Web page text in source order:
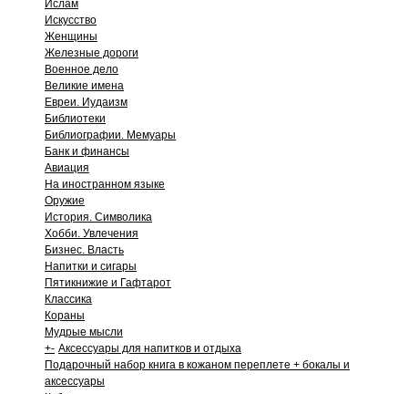
Ислам
Искусство
Женщины
Железные дороги
Военное дело
Великие имена
Евреи. Иудаизм
Библиотеки
Библиографии. Мемуары
Банк и финансы
Авиация
На иностранном языке
Оружие
История. Символика
Хобби. Увлечения
Бизнес. Власть
Напитки и сигары
Пятикнижие и Гафтарот
Классика
Кораны
Мудрые мысли
+- Аксессуары для напитков и отдыха
Подарочный набор книга в кожаном переплете + бокалы и
аксессуары